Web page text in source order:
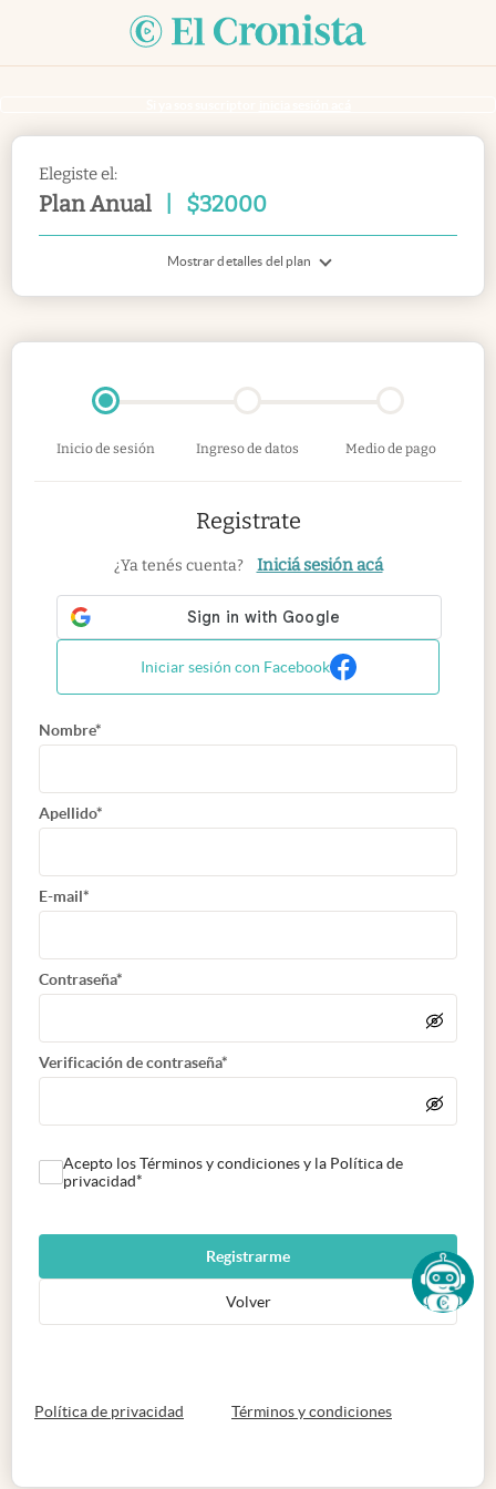
Elegiste el:
Plan Anual $32000
Mostrar detalles del plan
Inicio de sesión Ingreso de datos Medio de pago
Registrate
¿Ya tenés cuenta? Iniciá sesión acá
Iniciar sesión con Facebook
Nombre*
Apellido*
E-mail*
Contraseña*
Verificación de contraseña*
Acepto los Términos y condiciones y la Política de
privacidad*
Registrarme
Volver
Política de privacidad abre en nueva pestaña
Términos y condicionesabre en nueva